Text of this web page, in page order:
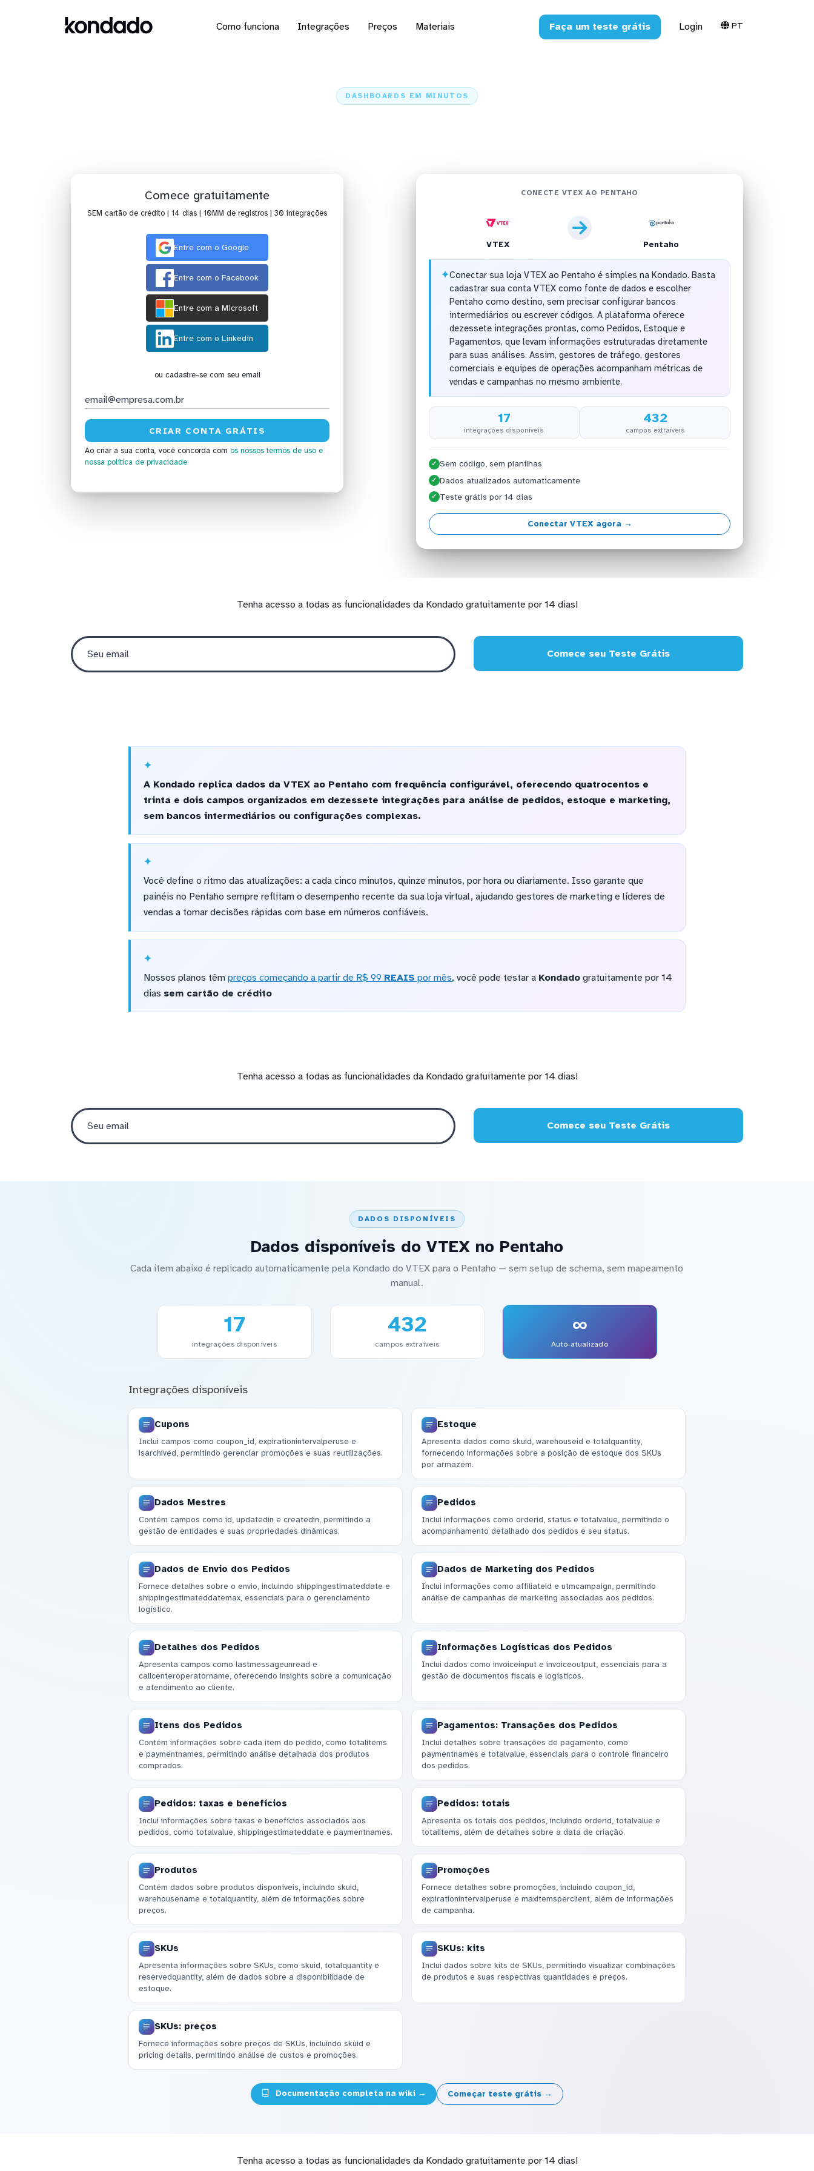
Como funciona Integrações Preços Materiais Faça um teste grátis Login PT
DASHBOARDS EM MINUTOS
Comece gratuitamente
SEM cartão de crédito | 14 dias | 10MM de registros | 30 integrações
Entre com o Google
Entre com o Facebook
Entre com a Microsoft
Entre com o Linkedin
ou cadastre-se com seu email
Ao criar a sua conta, você concorda com os nossos termos de uso e
nossa política de privacidade
CONECTE VTEX AO PENTAHO
VTEX Pentaho
✦Conectar sua loja VTEX ao Pentaho é simples na Kondado. Basta
cadastrar sua conta VTEX como fonte de dados e escolher
Pentaho como destino, sem precisar configurar bancos
intermediários ou escrever códigos. A plataforma oferece
dezessete integrações prontas, como Pedidos, Estoque e
Pagamentos, que levam informações estruturadas diretamente
para suas análises. Assim, gestores de tráfego, gestores
comerciais e equipes de operações acompanham métricas de
vendas e campanhas no mesmo ambiente.
17
integrações disponíveis
432
campos extraíveis
✓ Sem código, sem planilhas
✓ Dados atualizados automaticamente
✓ Teste grátis por 14 dias
Conectar VTEX agora →
Tenha acesso a todas as funcionalidades da Kondado gratuitamente por 14 dias!
Comece seu Teste Grátis
A Kondado replica dados da VTEX ao Pentaho com frequência configurável, oferecendo quatrocentos e
trinta e dois campos organizados em dezessete integrações para análise de pedidos, estoque e marketing,
sem bancos intermediários ou configurações complexas.
Você define o ritmo das atualizações: a cada cinco minutos, quinze minutos, por hora ou diariamente. Isso garante que
painéis no Pentaho sempre reflitam o desempenho recente da sua loja virtual, ajudando gestores de marketing e líderes de
vendas a tomar decisões rápidas com base em números confiáveis.
Nossos planos têm preços começando a partir de R$ 99 REAIS por mês, você pode testar a Kondadogratuitamente por 14
dias sem cartão de crédito
Tenha acesso a todas as funcionalidades da Kondado gratuitamente por 14 dias!
Comece seu Teste Grátis
DADOS DISPONÍVEIS
Dados disponíveis do VTEX no Pentaho
Cada item abaixo é replicado automaticamente pela Kondado do VTEX para o Pentaho — sem setup de schema, sem mapeamento
manual.
17
integrações disponíveis
432
campos extraíveis
∞
Auto-atualizado
Integrações disponíveis
Cupons
Inclui campos como coupon_id, expirationintervalperuse e
isarchived, permitindo gerenciar promoções e suas reutilizações.
Estoque
Apresenta dados como skuid, warehouseid e totalquantity,
fornecendo informações sobre a posição de estoque dos SKUs
por armazém.
Dados Mestres
Contém campos como id, updatedin e createdin, permitindo a
gestão de entidades e suas propriedades dinâmicas.
Pedidos
Inclui informações como orderid, status e totalvalue, permitindo o
acompanhamento detalhado dos pedidos e seu status.
Dados de Envio dos Pedidos
Fornece detalhes sobre o envio, incluindo shippingestimateddate e
shippingestimateddatemax, essenciais para o gerenciamento
logístico.
Dados de Marketing dos Pedidos
Inclui informações como affiliateid e utmcampaign, permitindo
análise de campanhas de marketing associadas aos pedidos.
Detalhes dos Pedidos
Apresenta campos como lastmessageunread e
callcenteroperatorname, oferecendo insights sobre a comunicação
e atendimento ao cliente.
Informações Logísticas dos Pedidos
Inclui dados como invoiceinput e invoiceoutput, essenciais para a
gestão de documentos fiscais e logísticos.
Itens dos Pedidos
Contém informações sobre cada item do pedido, como totalitems
e paymentnames, permitindo análise detalhada dos produtos
comprados.
Pagamentos: Transações dos Pedidos
Inclui detalhes sobre transações de pagamento, como
paymentnames e totalvalue, essenciais para o controle financeiro
dos pedidos.
Pedidos: taxas e benefícios
Inclui informações sobre taxas e benefícios associados aos
pedidos, como totalvalue, shippingestimateddate e paymentnames.
Pedidos: totais
Apresenta os totais dos pedidos, incluindo orderid, totalvalue e
totalitems, além de detalhes sobre a data de criação.
Produtos
Contém dados sobre produtos disponíveis, incluindo skuid,
warehousename e totalquantity, além de informações sobre
preços.
Promoções
Fornece detalhes sobre promoções, incluindo coupon_id,
expirationintervalperuse e maxitemsperclient, além de informações
de campanha.
SKUs
Apresenta informações sobre SKUs, como skuid, totalquantity e
reservedquantity, além de dados sobre a disponibilidade de
estoque.
SKUs: kits
Inclui dados sobre kits de SKUs, permitindo visualizar combinações
de produtos e suas respectivas quantidades e preços.
SKUs: preços
Fornece informações sobre preços de SKUs, incluindo skuid e
pricing details, permitindo análise de custos e promoções.
Documentação completa na wiki → Começar teste grátis →
Tenha acesso a todas as funcionalidades da Kondado gratuitamente por 14 dias!